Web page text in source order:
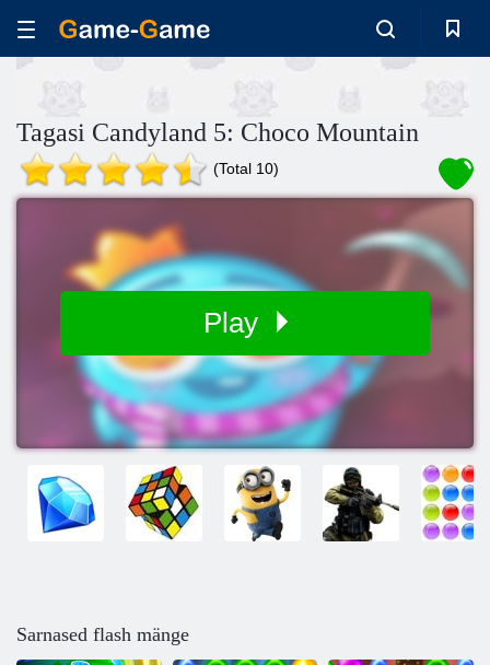
Tagasi Candyland 5: Choco Mountain
(Total 10)
Play
Sarnased flash mänge